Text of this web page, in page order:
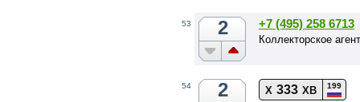
53 2 +7 (495) 258 6713
Коллекторское
54 2 Х 333 ХВ 199